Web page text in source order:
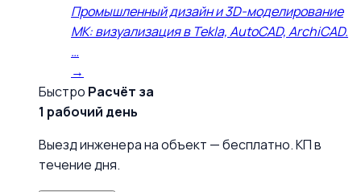
Промышленный дизайн и 3D-моделирование
МК: визуализация в Tekla, AutoCAD, ArchiCAD.
…
→
Быстро Расчёт за
1 рабочий день
Выезд инженера на объект — бесплатно. КП в
течение дня.